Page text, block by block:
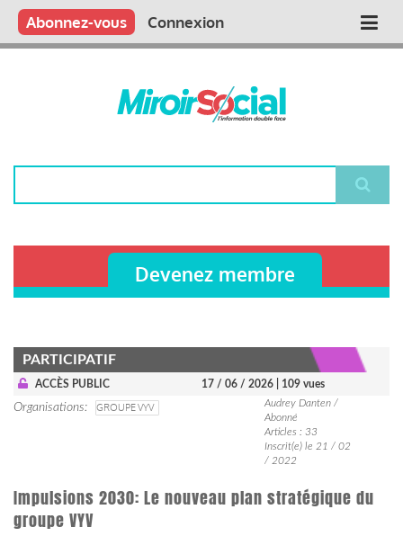
Aller
contenu
Main
Qui sommes nous ?
Vous publiez
Nous publions
Contactez-nous
Abonnez-vous Connexion
Devenez membre
PARTICIPATIF
ACCÈS PUBLIC 17 / 06 / 2026 | 109 vues
Organisations GROUPE VYV
Audrey Danten /
Abonné
Articles : 33
Inscrit(e) le 21 / 02
/ 2022
Impulsions 2030: Le nouveau plan stratégique du
groupe VYV